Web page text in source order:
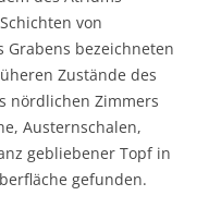
von
Grabens bezeichneten
Zustände des
nördlichen Zimmers
Austernschalen,
gebliebener Topf in
gefunden.